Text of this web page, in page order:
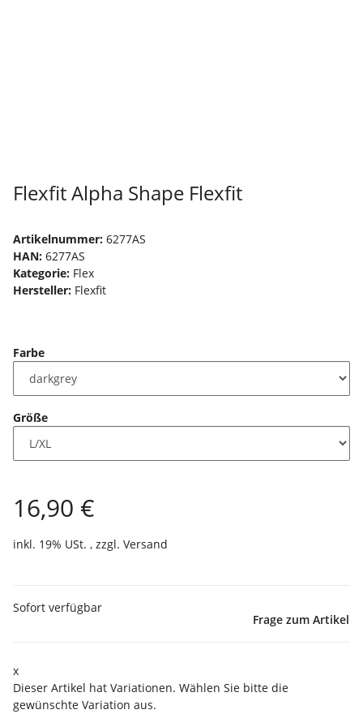
Flexfit Alpha Shape Flexfit
Artikelnummer: 6277AS
HAN: 6277AS
Kategorie: Flex
Hersteller: Flexfit
Farbe
Größe
16,90 €
inkl. 19% USt. , zzgl. Versand
Sofort verfügbar
Frage zum Artikel
x
Dieser Artikel hat Variationen. Wählen Sie bitte die
gewünschte Variation aus.